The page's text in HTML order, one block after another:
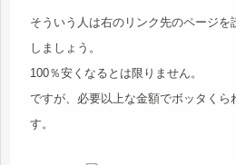
そういう人は右のリンク先のページを
しましょう。
100％安くなるとは限りません。
ですが、必要以上な金額でボッタくら
す。